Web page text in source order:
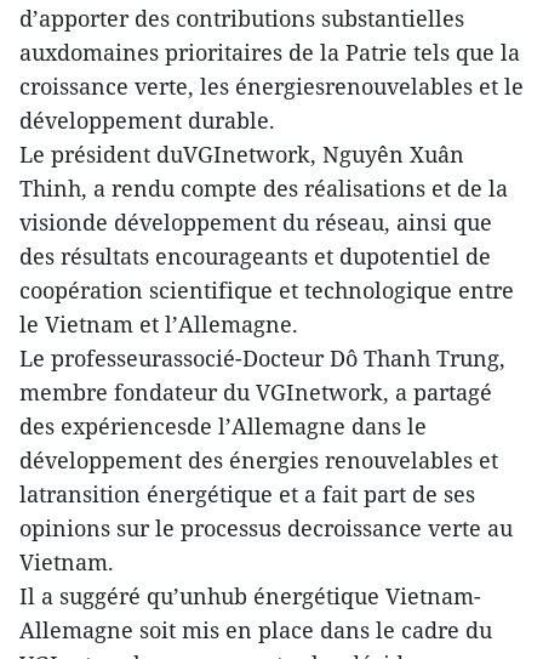
d’apporter des contributions substantielles
auxdomaines prioritaires de la Patrie tels que la
croissance verte, les énergiesrenouvelables et le
développement durable.
Le président duVGInetwork, Nguyên Xuân
Thinh, a rendu compte des réalisations et de la
visionde développement du réseau, ainsi que
des résultats encourageants et dupotentiel de
coopération scientifique et technologique entre
le Vietnam et l’Allemagne.
Le professeurassocié-Docteur Dô Thanh Trung,
membre fondateur du VGInetwork, a partagé
des expériencesde l’Allemagne dans le
développement des énergies renouvelables et
latransition énergétique et a fait part de ses
opinions sur le processus decroissance verte au
Vietnam.
Il a suggéré qu’unhub énergétique Vietnam-
Allemagne soit mis en place dans le cadre du